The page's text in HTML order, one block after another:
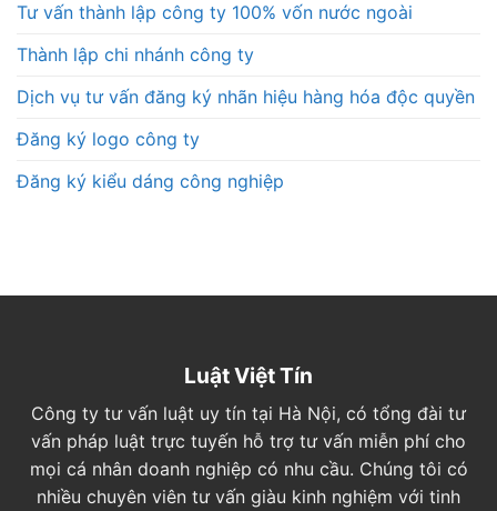
Tư vấn thành lập công ty 100% vốn nước ngoài
Thành lập chi nhánh công ty
Dịch vụ tư vấn đăng ký nhãn hiệu hàng hóa độc quyền
Đăng ký logo công ty
Đăng ký kiểu dáng công nghiệp
Luật Việt Tín
Công ty tư vấn luật uy tín tại Hà Nội, có tổng đài tư
vấn pháp luật trực tuyến hỗ trợ tư vấn miễn phí cho
mọi cá nhân doanh nghiệp có nhu cầu. Chúng tôi có
nhiều chuyên viên tư vấn giàu kinh nghiệm với tinh